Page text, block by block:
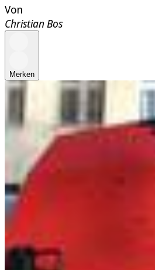
Von
Christian Bos
Merken